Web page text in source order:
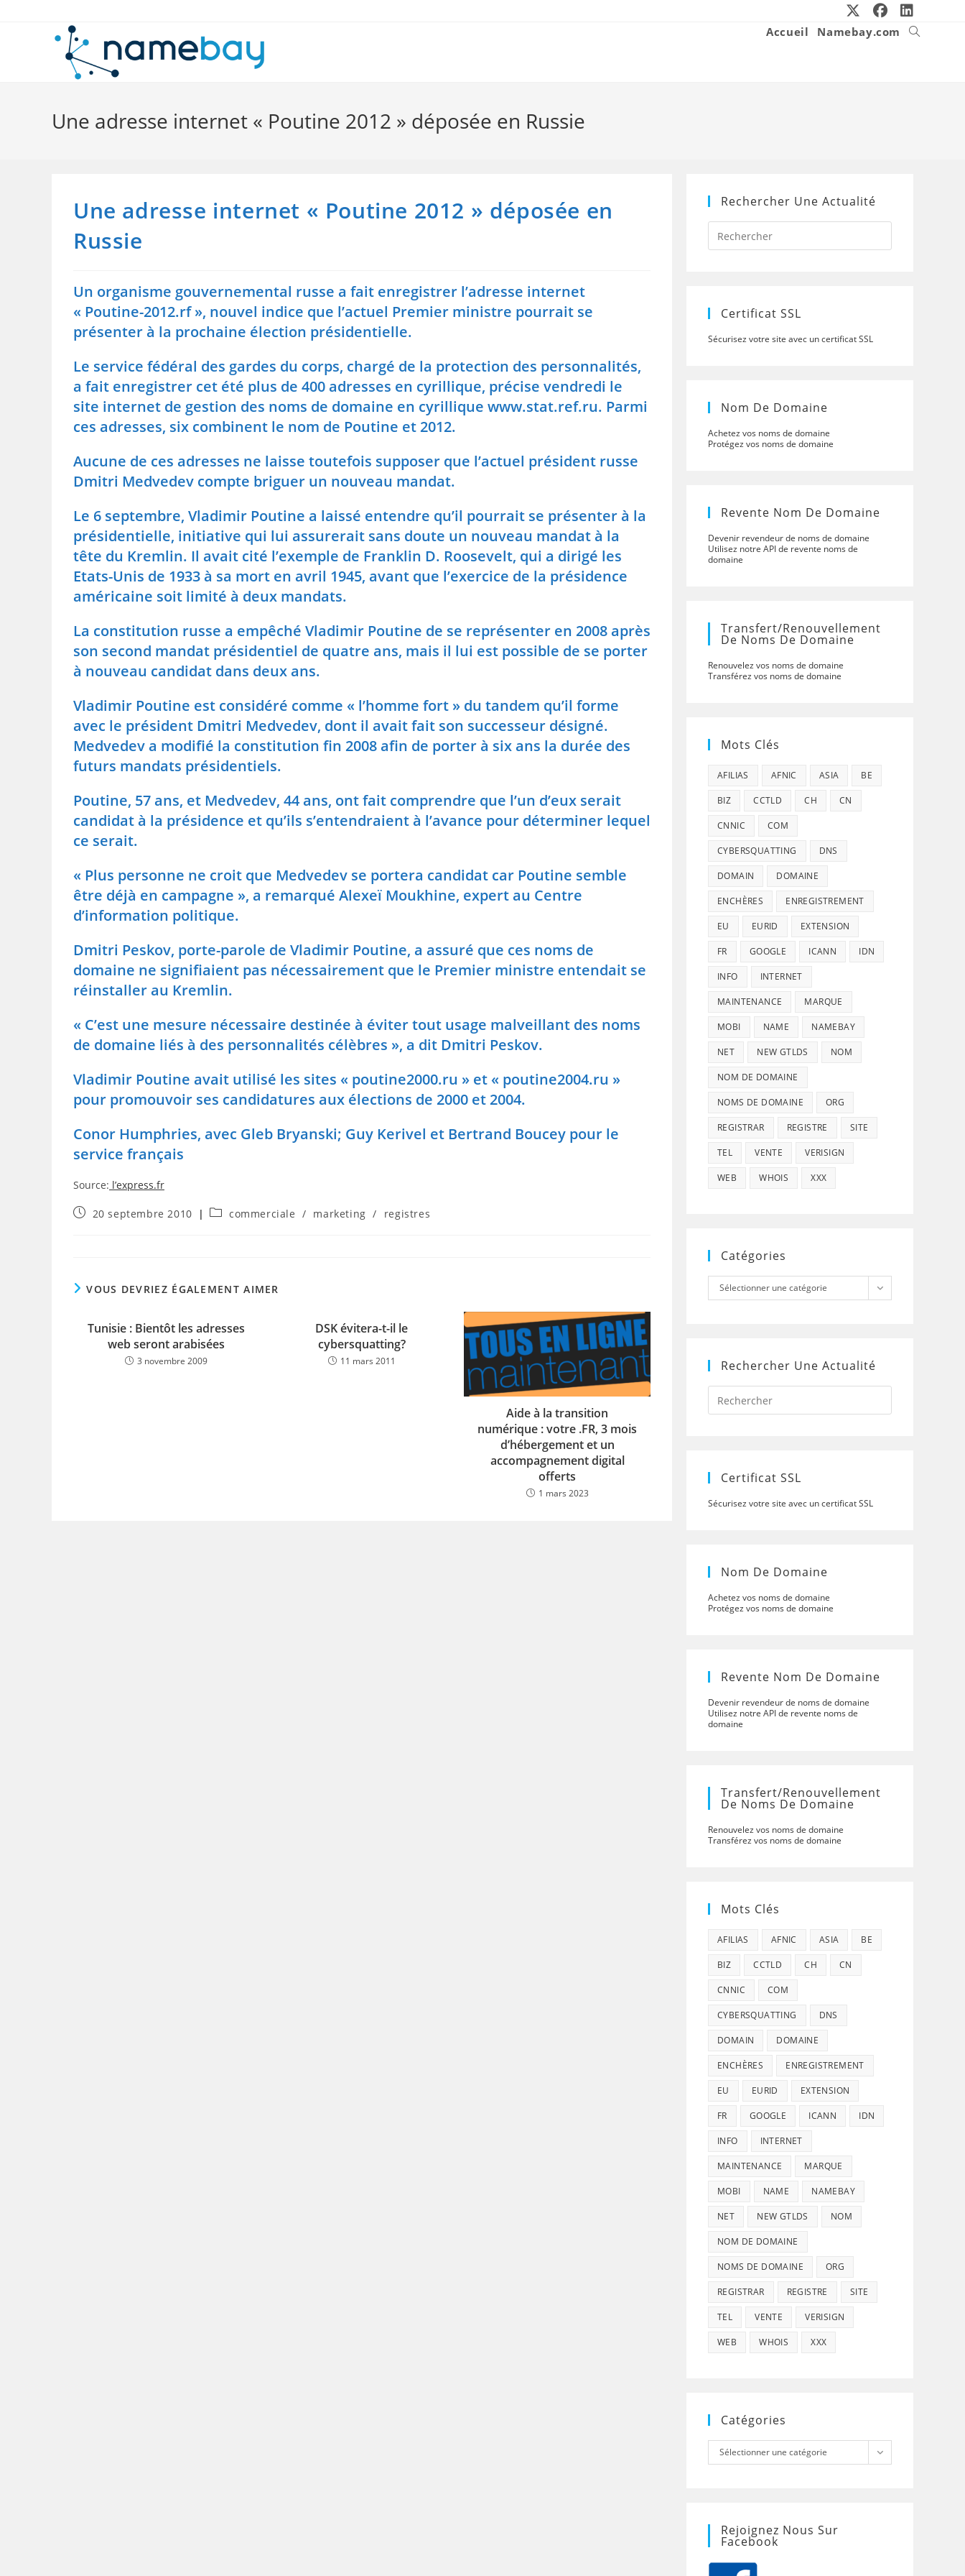
Accueil Namebay.com
Toggle
Une adresse internet « Poutine 2012 » déposée en Russie
Une adresse internet « Poutine 2012 » déposée en
Russie
Un organisme gouvernemental russe a fait enregistrer l’adresse internet
« Poutine-2012.rf », nouvel indice que l’actuel Premier ministre pourrait se
présenter à la prochaine élection présidentielle.
Le service fédéral des gardes du corps, chargé de la protection des personnalités,
a fait enregistrer cet été plus de 400 adresses en cyrillique, précise vendredi le
site internet de gestion des noms de domaine en cyrillique www.stat.ref.ru. Parmi
ces adresses, six combinent le nom de Poutine et 2012.
Aucune de ces adresses ne laisse toutefois supposer que l’actuel président russe
Dmitri Medvedev compte briguer un nouveau mandat.
Le 6 septembre, Vladimir Poutine a laissé entendre qu’il pourrait se présenter à la
présidentielle, initiative qui lui assurerait sans doute un nouveau mandat à la
tête du Kremlin. Il avait cité l’exemple de Franklin D. Roosevelt, qui a dirigé les
Etats-Unis de 1933 à sa mort en avril 1945, avant que l’exercice de la présidence
américaine soit limité à deux mandats.
La constitution russe a empêché Vladimir Poutine de se représenter en 2008 après
son second mandat présidentiel de quatre ans, mais il lui est possible de se porter
à nouveau candidat dans deux ans.
Vladimir Poutine est considéré comme « l’homme fort » du tandem qu’il forme
avec le président Dmitri Medvedev, dont il avait fait son successeur désigné.
Medvedev a modifié la constitution fin 2008 afin de porter à six ans la durée des
futurs mandats présidentiels.
Poutine, 57 ans, et Medvedev, 44 ans, ont fait comprendre que l’un d’eux serait
candidat à la présidence et qu’ils s’entendraient à l’avance pour déterminer lequel
ce serait.
« Plus personne ne croit que Medvedev se portera candidat car Poutine semble
être déjà en campagne », a remarqué Alexeï Moukhine, expert au Centre
d’information politique.
Dmitri Peskov, porte-parole de Vladimir Poutine, a assuré que ces noms de
domaine ne signifiaient pas nécessairement que le Premier ministre entendait se
réinstaller au Kremlin.
« C’est une mesure nécessaire destinée à éviter tout usage malveillant des noms
de domaine liés à des personnalités célèbres », a dit Dmitri Peskov.
Vladimir Poutine avait utilisé les sites « poutine2000.ru » et « poutine2004.ru »
pour promouvoir ses candidatures aux élections de 2000 et 2004.
Conor Humphries, avec Gleb Bryanski; Guy Kerivel et Bertrand Boucey pour le
service français
Source: l’express.fr
Publication
20 septembre 2010
Postcommerciale / marketing / registres
VOUS DEVRIEZ ÉGALEMENT AIMER
Tunisie : Bientôt les adresses
web seront arabisées
3 novembre 2009
DSK évitera-t-il le
cybersquatting?
11 mars 2011
Aide à la transition
numérique : votre .FR, 3 mois
d’hébergement et un
accompagnement digital
offerts
1 mars 2023
Rechercher Une Actualité
Press
to
Certificat SSL
Sécurisez votre site avec un certificat SSL
Nom De Domaine
Achetez vos noms de domaine
Protégez vos noms de domaine
Revente Nom De Domaine
Devenir revendeur de noms de domaine
Utilisez notre API de revente noms de
domaine
Transfert/renouvellement
De Noms De Domaine
Renouvelez vos noms de domaine
Transférez vos noms de domaine
Mots Clés
AFILIAS AFNIC ASIA BE
BIZ CCTLD CH CN
CNNIC COM
CYBERSQUATTING DNS
DOMAIN DOMAINE
ENCHÈRES ENREGISTREMENT
EU EURID EXTENSION
FR GOOGLE ICANN IDN
INFO INTERNET
MAINTENANCE MARQUE
MOBI NAME NAMEBAY
NET NEW GTLDS NOM
NOM DE DOMAINE
NOMS DE DOMAINE ORG
REGISTRAR REGISTRE SITE
TEL VENTE VERISIGN
WEB WHOIS XXX
Catégories
Catégories
Sélectionner une catégorie
Rechercher Une Actualité
Press
to
Certificat SSL
Sécurisez votre site avec un certificat SSL
Nom De Domaine
Achetez vos noms de domaine
Protégez vos noms de domaine
Revente Nom De Domaine
Devenir revendeur de noms de domaine
Utilisez notre API de revente noms de
domaine
Transfert/renouvellement
De Noms De Domaine
Renouvelez vos noms de domaine
Transférez vos noms de domaine
Mots Clés
AFILIAS AFNIC ASIA BE
BIZ CCTLD CH CN
CNNIC COM
CYBERSQUATTING DNS
DOMAIN DOMAINE
ENCHÈRES ENREGISTREMENT
EU EURID EXTENSION
FR GOOGLE ICANN IDN
INFO INTERNET
MAINTENANCE MARQUE
MOBI NAME NAMEBAY
NET NEW GTLDS NOM
NOM DE DOMAINE
NOMS DE DOMAINE ORG
REGISTRAR REGISTRE SITE
TEL VENTE VERISIGN
WEB WHOIS XXX
Catégories
Catégories
Sélectionner une catégorie
Rejoignez Nous Sur
Facebook